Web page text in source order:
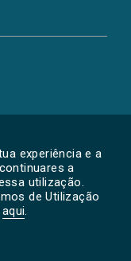
experiência e a
a
utilização.
de Utilização
aqui.